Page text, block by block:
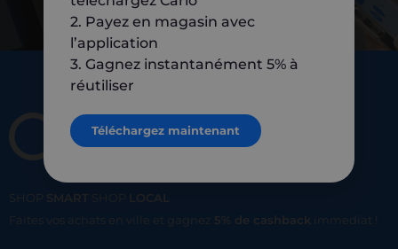
SHOP SMART SHOP
LOCAL
Faites vos achats en ville et gagnez 5% de cashback immediat !
2. Payez en magasin avec
l’application
3. Gagnez instantanément 5% à
réutiliser
Téléchargez maintenant